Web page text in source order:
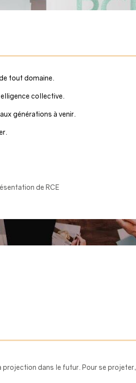
tout domaine.
collective.
générations à venir.
de RCE
dans le futur. Pour se projeter,